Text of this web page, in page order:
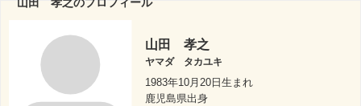
山田 孝之
ヤマダ タカユキ
1983年10月20日生まれ
鹿児島県出身